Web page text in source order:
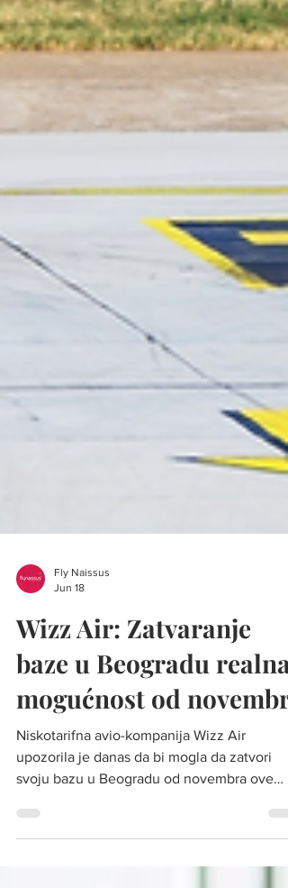
Wizz Air: Zatvaranje
baze u Beogradu realna
mogućnost od novembra
Niskotarifna avio-kompanija Wizz Air
upozorila je danas da bi mogla da zatvori
svoju bazu u Beogradu od novembra ove